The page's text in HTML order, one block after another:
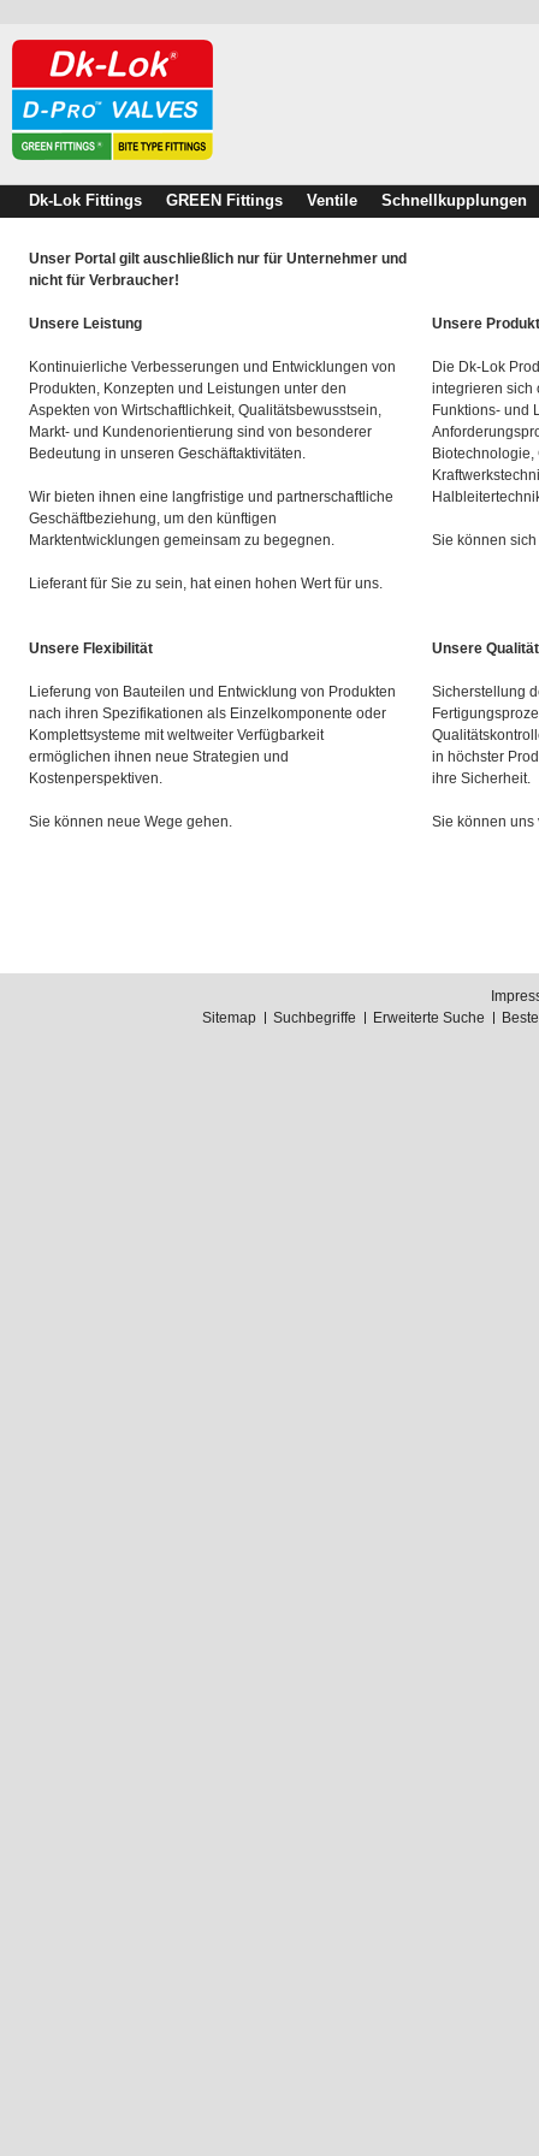
Dk-Lok Fittings GREEN Fittings Ventile Schnellkupplungen
Unser Portal gilt auschließlich nur für Unternehmer und
nicht für Verbraucher!
Unsere Leistung
Kontinuierliche Verbesserungen und Entwicklungen von
Produkten, Konzepten und Leistungen unter den
Aspekten von Wirtschaftlichkeit, Qualitätsbewusstsein,
Markt- und Kundenorientierung sind von besonderer
Bedeutung in unseren Geschäftaktivitäten.
Wir bieten ihnen eine langfristige und partnerschaftliche
Geschäftbeziehung, um den künftigen
Marktentwicklungen gemeinsam zu begegnen.
Lieferant für Sie zu sein, hat einen hohen Wert für uns.
Unsere
Die Dk-Lok
integrieren sich
Funktions- und
Sie können
Unsere Flexibilität
Lieferung von Bauteilen und Entwicklung von Produkten
nach ihren Spezifikationen als Einzelkomponente oder
Komplettsysteme mit weltweiter Verfügbarkeit
ermöglichen ihnen neue Strategien und
Kostenperspektiven.
Sie können neue Wege gehen.
Unsere Qualität
Sicherstellung
in höchster
ihre Sicherheit.
Sie können uns
Sitemap
Suchbegriffe Erweiterte Suche